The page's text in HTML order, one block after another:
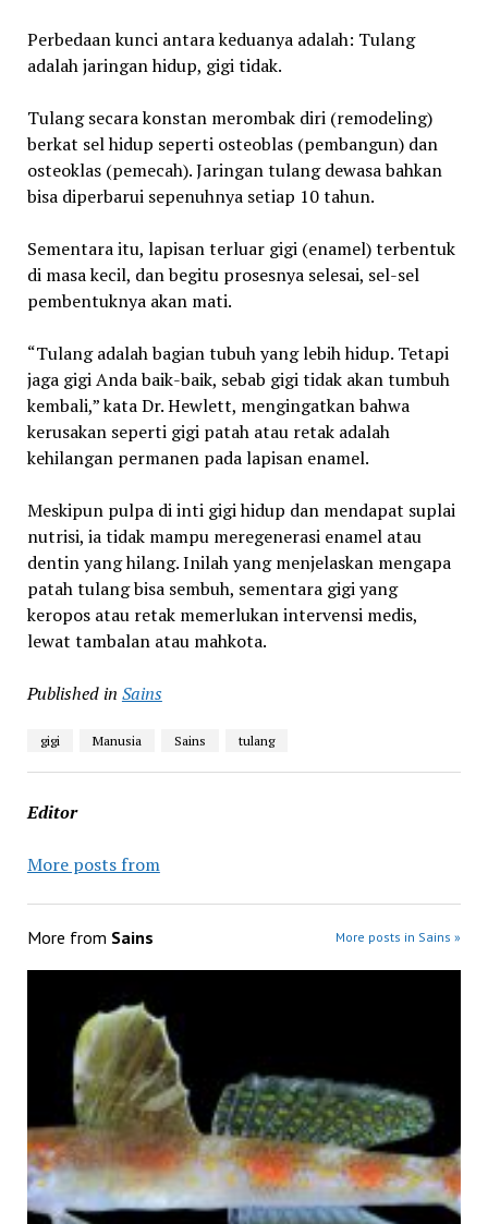
Perbedaan kunci antara keduanya adalah: Tulang
adalah jaringan hidup, gigi tidak.
Tulang secara konstan merombak diri (remodeling)
berkat sel hidup seperti osteoblas (pembangun) dan
osteoklas (pemecah). Jaringan tulang dewasa bahkan
bisa diperbarui sepenuhnya setiap 10 tahun.
Sementara itu, lapisan terluar gigi (enamel) terbentuk
di masa kecil, dan begitu prosesnya selesai, sel-sel
pembentuknya akan mati.
“Tulang adalah bagian tubuh yang lebih hidup. Tetapi
jaga gigi Anda baik-baik, sebab gigi tidak akan tumbuh
kembali,” kata Dr. Hewlett, mengingatkan bahwa
kerusakan seperti gigi patah atau retak adalah
kehilangan permanen pada lapisan enamel.
Meskipun pulpa di inti gigi hidup dan mendapat suplai
nutrisi, ia tidak mampu meregenerasi enamel atau
dentin yang hilang. Inilah yang menjelaskan mengapa
patah tulang bisa sembuh, sementara gigi yang
keropos atau retak memerlukan intervensi medis,
lewat tambalan atau mahkota.
Published in Sains
gigi Manusia Sains tulang
Editor
More posts from
More from Sains More posts in Sains »